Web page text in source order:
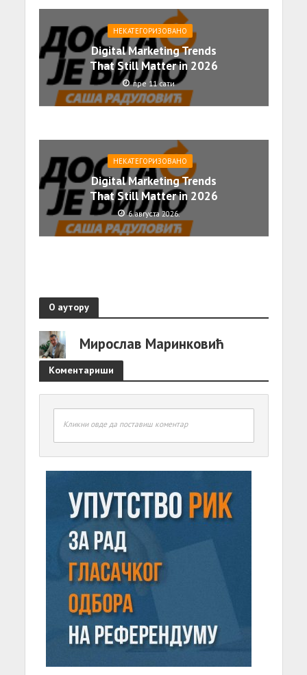
НЕКАТЕГОРИЗОВАНО
Digital Marketing Trends
That Still Matter in 2026
пре 11 сати
НЕКАТЕГОРИЗОВАНО
Digital Marketing Trends
That Still Matter in 2026
6. августа 2026.
О аутору
Мирослав Маринковић
Коментариши
Кликни овде да поставиш коментар